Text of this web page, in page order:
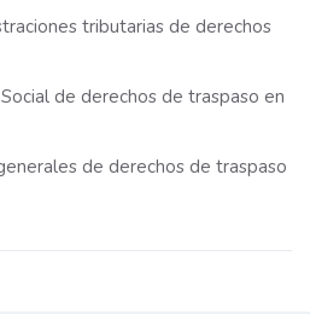
tributarias de derechos
de derechos de traspaso en
de derechos de traspaso